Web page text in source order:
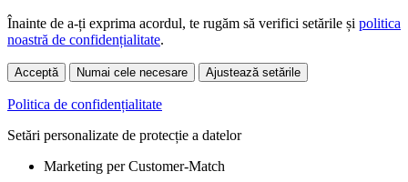
Înainte de a-ți exprima acordul, te rugăm să verifici setările și politica
noastră de confidențialitate.
Acceptă Numai cele necesare Ajustează setările
Politica de confidențialitate
Setări personalizate de protecție a datelor
Marketing per Customer-Match